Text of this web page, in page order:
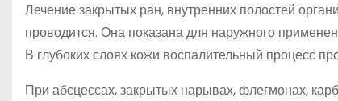
Лечение закрытых ран, внутренних полостей
проводится. Она показана для наружного
В глубоких слоях кожи воспалительный процесс
При абсцессах, закрытых нарывах, флегмонах,